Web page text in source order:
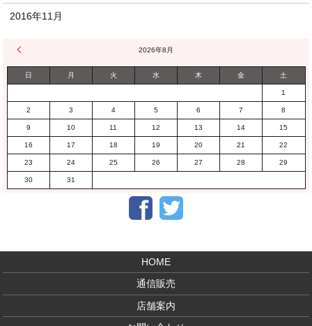
2016年11月
2026年8月
日 月 火 水 木 金 土
1
2 3 4 5 6 7 8
9 10 11 12 13 14 15
16 17 18 19 20 21 22
23 24 25 26 27 28 29
30 31
Facebook
HOME
通信販売
店舗案内